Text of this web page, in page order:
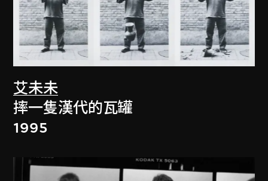
艾未未
摔一隻漢代的瓦罐
1995